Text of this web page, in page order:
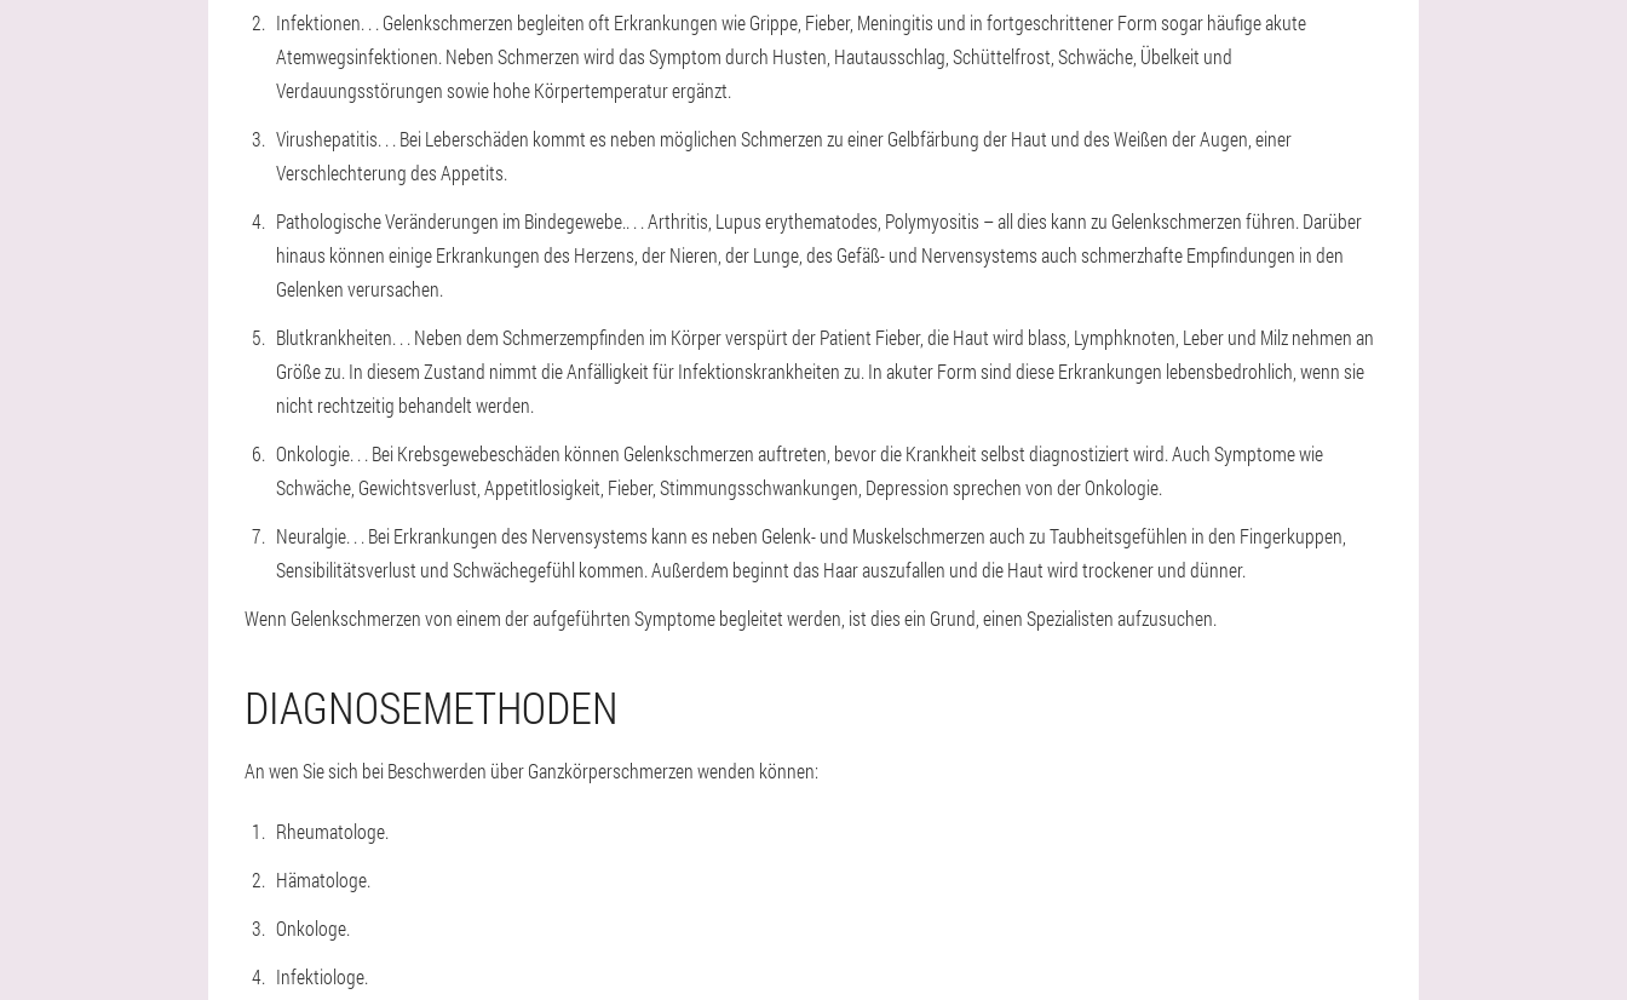
Infektionen. . . Gelenkschmerzen begleiten oft Erkrankungen wie Grippe, Fieber, Meningitis und in fortgeschrittener Form sogar häufige akute
Atemwegsinfektionen. Neben Schmerzen wird das Symptom durch Husten, Hautausschlag, Schüttelfrost, Schwäche, Übelkeit und
Verdauungsstörungen sowie hohe Körpertemperatur ergänzt.
Virushepatitis. . . Bei Leberschäden kommt es neben möglichen Schmerzen zu einer Gelbfärbung der Haut und des Weißen der Augen, einer
Verschlechterung des Appetits.
Pathologische Veränderungen im Bindegewebe.. . . Arthritis, Lupus erythematodes, Polymyositis – all dies kann zu Gelenkschmerzen führen. Darüber
hinaus können einige Erkrankungen des Herzens, der Nieren, der Lunge, des Gefäß- und Nervensystems auch schmerzhafte Empfindungen in den
Gelenken verursachen.
Blutkrankheiten. . . Neben dem Schmerzempfinden im Körper verspürt der Patient Fieber, die Haut wird blass, Lymphknoten, Leber und Milz nehmen an
Größe zu. In diesem Zustand nimmt die Anfälligkeit für Infektionskrankheiten zu. In akuter Form sind diese Erkrankungen lebensbedrohlich, wenn sie
nicht rechtzeitig behandelt werden.
Onkologie. . . Bei Krebsgewebeschäden können Gelenkschmerzen auftreten, bevor die Krankheit selbst diagnostiziert wird. Auch Symptome wie
Schwäche, Gewichtsverlust, Appetitlosigkeit, Fieber, Stimmungsschwankungen, Depression sprechen von der Onkologie.
Neuralgie. . . Bei Erkrankungen des Nervensystems kann es neben Gelenk- und Muskelschmerzen auch zu Taubheitsgefühlen in den Fingerkuppen,
Sensibilitätsverlust und Schwächegefühl kommen. Außerdem beginnt das Haar auszufallen und die Haut wird trockener und dünner.
Wenn Gelenkschmerzen von einem der aufgeführten Symptome begleitet werden, ist dies ein Grund, einen Spezialisten aufzusuchen.
DIAGNOSEMETHODEN
An wen Sie sich bei Beschwerden über Ganzkörperschmerzen wenden können:
Rheumatologe.
Hämatologe.
Onkologe.
Infektiologe.